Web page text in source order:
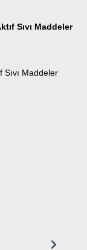
Sıvı Maddeler
Sıvı Maddeler